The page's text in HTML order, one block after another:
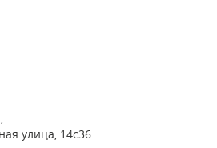
улица, 14с36